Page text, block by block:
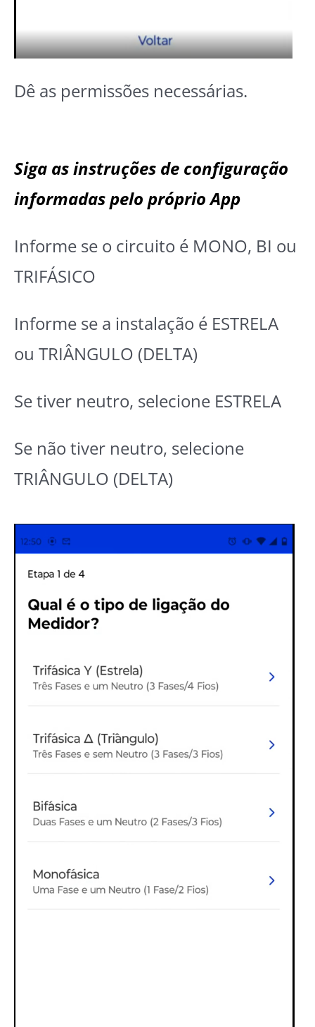
Dê as permissões necessárias.
Siga as instruções de configuração
informadas pelo próprio App
Informe se o circuito é MONO, BI ou
TRIFÁSICO
Informe se a instalação é ESTRELA
ou TRIÂNGULO (DELTA)
Se tiver neutro, selecione ESTRELA
Se não tiver neutro, selecione
TRIÂNGULO (DELTA)